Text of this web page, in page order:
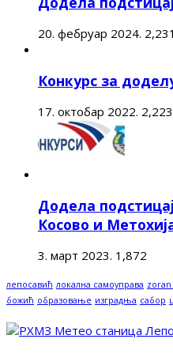
20. фебруар 2024. 2,231
Конкурс за
17. октобар 2022. 2,223
Додела
Косово и
3. март 2023. 1,872
лепосавић локална самоуправа
божић образовање изградња сабор